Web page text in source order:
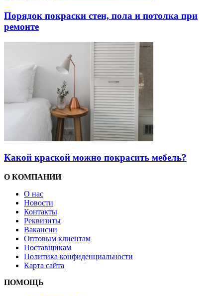
Порядок покраски стен, пола и потолка при
ремонте
Какой краской можно покрасить мебель?
О КОМПАНИИ
О нас
Новости
Контакты
Реквизиты
Вакансии
Оптовым клиентам
Поставщикам
Политика конфиденциальности
Карта сайта
ПОМОЩЬ